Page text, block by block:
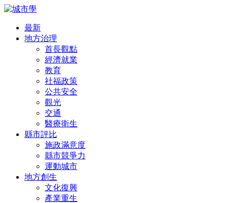
最新
地方治理
首長觀點
經濟就業
教育
社福政策
公共安全
觀光
交通
醫療衛生
縣市評比
施政滿意度
縣市競爭力
運動城市
地方創生
文化復興
產業重生